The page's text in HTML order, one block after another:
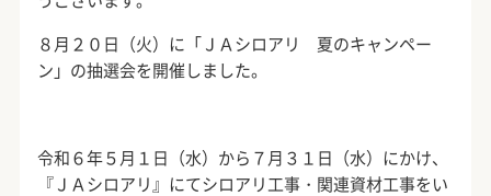
８月２０日（火）に「ＪＡシロアリ 夏のキャンペー
ン」の抽選会を開催しました。
令和６年５月１日（水）から７月３１日（水）にかけ、
『ＪＡシロアリ』にてシロアリ工事・関連資材工事をい